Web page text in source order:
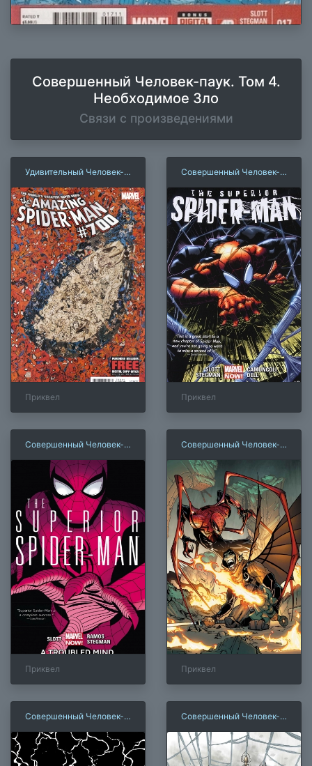
Совершенный Человек-паук. Том 4.
Необходимое Зло
Связи с произведениями
Удивительный Человек-
желание
Приквел
Совершенный Человек-
враг
Приквел
Совершенный Человек-
головой
Приквел
Совершенный Человек-
Приквел
Совершенный Человек-
Совершенный Веном
Совершенный Человек-
Гоблина